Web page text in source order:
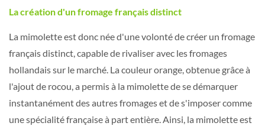
La création d'un fromage français distinct
La mimolette est donc née d'une volonté de créer un fromage
français distinct, capable de rivaliser avec les fromages
hollandais sur le marché. La couleur orange, obtenue grâce à
l'ajout de rocou, a permis à la mimolette de se démarquer
instantanément des autres fromages et de s'imposer comme
une spécialité française à part entière. Ainsi, la mimolette est